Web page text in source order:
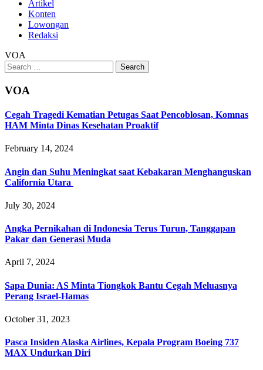
Artikel
Konten
Lowongan
Redaksi
VOA
Search
for:
VOA
Cegah Tragedi Kematian Petugas Saat Pencoblosan, Komnas
HAM Minta Dinas Kesehatan Proaktif
February 14, 2024
Angin dan Suhu Meningkat saat Kebakaran Menghanguskan
California Utara
July 30, 2024
Angka Pernikahan di Indonesia Terus Turun, Tanggapan
Pakar dan Generasi Muda
April 7, 2024
Sapa Dunia: AS Minta Tiongkok Bantu Cegah Meluasnya
Perang Israel-Hamas
October 31, 2023
Pasca Insiden Alaska Airlines, Kepala Program Boeing 737
MAX Undurkan Diri